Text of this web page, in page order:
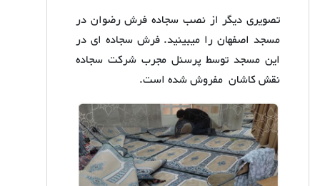
تصویری دیگر از نصب سجاده فرش رضوان در
مسجد اصفهان را میبینید. فرش سجاده ای در
این مسجد توسط پرسنل مجرب شرکت سجاده
نقش کاشان مفروش شده است.